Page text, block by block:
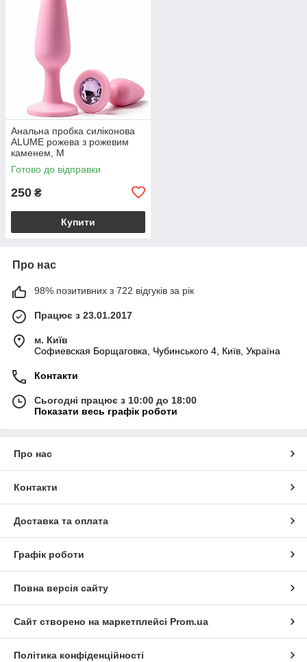
Анальна пробка силіконова
ALUME рожева з рожевим
каменем, M
Готово до відправки
250 ₴
Купити
Про нас
98% позитивних з 722 відгуків за рік
Працює з 23.01.2017
м. Київ
Софиевская Борщаговка, Чубинського 4, Київ, Україна
Контакти
Сьогодні працює з 10:00 до 18:00
Показати весь графік роботи
Про нас
Контакти
Доставка та оплата
Графік роботи
Повна версія сайту
Сайт створено на маркетплейсі Prom.ua
Політика конфіденційності